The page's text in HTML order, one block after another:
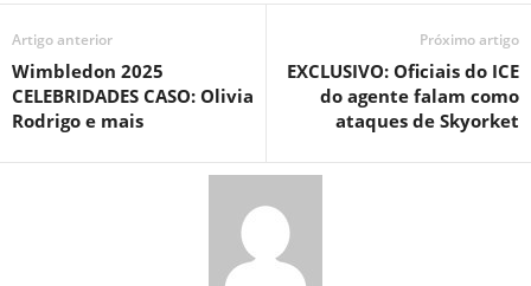
Artigo anterior
Wimbledon 2025
CELEBRIDADES CASO: Olivia
Rodrigo e mais
Próximo artigo
EXCLUSIVO: Oficiais do ICE
do agente falam como
ataques de Skyorket